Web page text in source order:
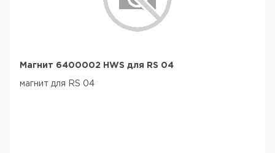
Магнит 6400002 HWS для RS 04
магнит для RS 04